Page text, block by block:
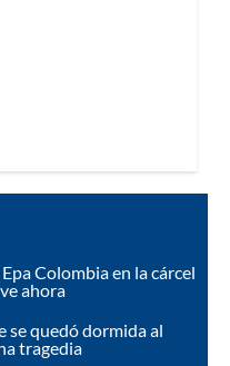
Colombia en la cárcel
ahora
se quedó dormida al
tragedia